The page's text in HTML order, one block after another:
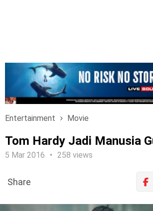
Entertainment Movie
Tom Hardy Jadi Manusia
5 Mar 2016 258 views
Share